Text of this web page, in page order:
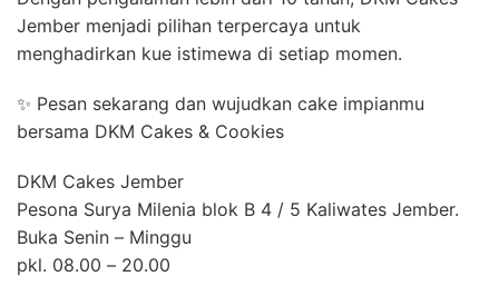
Jember menjadi pilihan terpercaya untuk
menghadirkan kue istimewa di setiap momen.
✨ Pesan sekarang dan wujudkan cake impianmu
bersama DKM Cakes & Cookies
DKM Cakes Jember
Pesona Surya Milenia blok B 4 / 5 Kaliwates Jember.
Buka Senin – Minggu
pkl. 08.00 – 20.00